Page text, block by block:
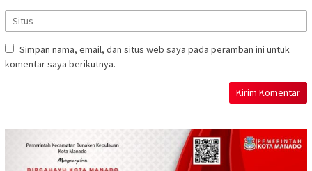
Simpan nama, email, dan situs web saya pada peramban ini untuk
komentar saya berikutnya.